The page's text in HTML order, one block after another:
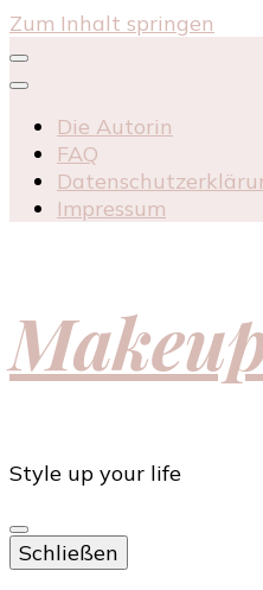
Zum Inhalt springen
Die Autorin
FAQ
Impressum
Style up your life
Schließen